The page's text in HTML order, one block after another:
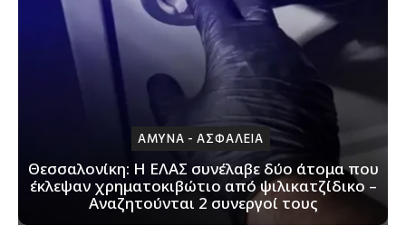
ΑΜΥΝΑ - ΑΣΦΑΛΕΙΑ
Θεσσαλονίκη: H ΕΛΑΣ συνέλαβε δύο άτομα που
έκλεψαν χρηματοκιβώτιο από ψιλικατζίδικο –
Αναζητούνται 2 συνεργοί τους